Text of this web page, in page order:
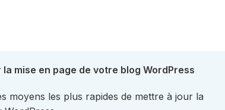
la mise en page de votre blog WordPress
moyens les plus rapides de mettre à jour la